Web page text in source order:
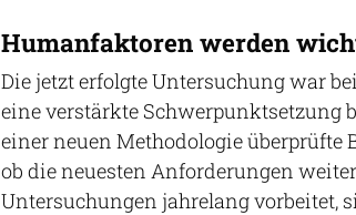
Humanfaktoren werden
Die jetzt erfolgte Untersuchung war
eine verstärkte Schwerpunktsetzung
einer neuen Methodologie überprüfte
ob die neuesten Anforderungen
Untersuchungen jahrelang vorbeitet,